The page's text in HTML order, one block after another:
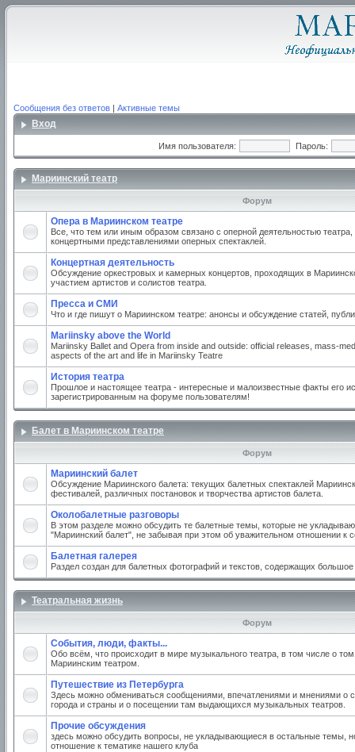
Сообщения без ответов | Активные темы
Вход
Имя пользователя: Пароль:
Мариинский театр
Форум
Опера в Мариинском театре
Все, что тем или иным образом связано с оперной деятельностью
концертными представлениями оперных спектаклей.
Концертная деятельность
Обсуждение оркестровых и камерных концертов, проходящих в
участием артистов и солистов театра.
Пресса и СМИ
Что и где пишут о Мариинском театре: анонсы и обсуждение статей,
Mariinsky above the World
Mariinsky Ballet and Opera from inside and outside: official releases, mass-
aspects of the art and life in Mariinsky Teatre
История театра
Прошлое и настоящее театра - интересные и малоизвестные факты его
зарегистрированным на форуме пользователям!
Балет в Мариинском театре
Форум
Мариинский балет
Обсуждение Мариинского балета: текущих балетных спектаклей
фестивалей, различных постановок и творчества артистов балета.
Околобалетные разговоры
В этом разделе можно обсудить те балетные темы, которые не
"Мариинский балет", не забывая при этом об уважительном отношении к
Балетная галерея
Раздел создан для балетных фотографий и текстов, содержащих
Театральная жизнь
Форум
События, люди, факты...
Обо всём, что происходит в мире музыкального театра, в том числе о
Мариинским театром.
Путешествие из Петербурга
Здесь можно обмениваться сообщениями, впечатлениями и мнениями о
города и страны и о посещении там выдающихся музыкальных театров.
Прочие обсуждения
здесь можно обсудить вопросы, не укладывающиеся в остальные темы,
отношение к тематике нашего клуба